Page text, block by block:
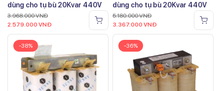
dùng cho tụ bù 20Kvar 440V
3.968.000VNĐ
2.579.000 VNĐ
dùng cho tụ bù 20Kvar 440V
5.180.000VNĐ
3.367.000 VNĐ
-38% -36%